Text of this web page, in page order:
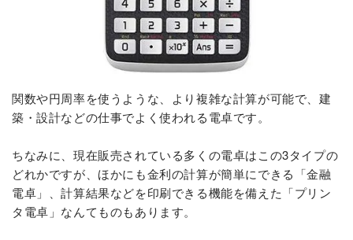
関数や円周率を使うような、より複雑な計算が可能で、建
築・設計などの仕事でよく使われる電卓です。
ちなみに、現在販売されている多くの電卓はこの3タイプの
どれかですが、ほかにも金利の計算が簡単にできる「金融
電卓」、計算結果などを印刷できる機能を備えた「プリン
タ電卓」なんてものもあります。